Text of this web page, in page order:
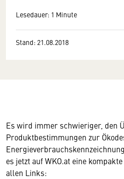
Lesedauer: 1 Minute
Stand: 21.08.2018
Es wird immer schwieriger, den
Produktbestimmungen zur
es jetzt auf WKO.at eine
allen Links: